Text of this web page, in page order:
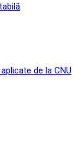
de la CNU